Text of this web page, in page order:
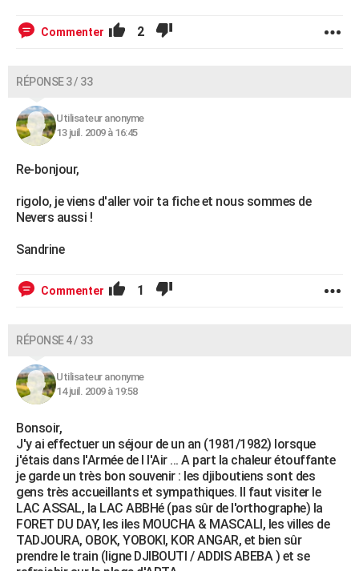
Commenter 2
RÉPONSE 3 / 33
Utilisateur anonyme
13 juil. 2009 à 16:45
Re-bonjour,
rigolo, je viens d'aller voir ta fiche et nous sommes de
Nevers aussi !
Sandrine
Commenter 1
RÉPONSE 4 / 33
Utilisateur anonyme
14 juil. 2009 à 19:58
Bonsoir,
J'y ai effectuer un séjour de un an (1981/1982) lorsque
j'étais dans l'Armée de l l'Air ... A part la chaleur étouffante
je garde un très bon souvenir : les djiboutiens sont des
gens très accueillants et sympathiques. Il faut visiter le
LAC ASSAL, la LAC ABBHé (pas sûr de l'orthographe) la
FORET DU DAY, les iles MOUCHA & MASCALI, les villes de
TADJOURA, OBOK, YOBOKI, KOR ANGAR, et bien sûr
prendre le train (ligne DJIBOUTI / ADDIS ABEBA ) et se